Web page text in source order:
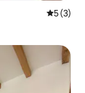
5 de
5 (3)